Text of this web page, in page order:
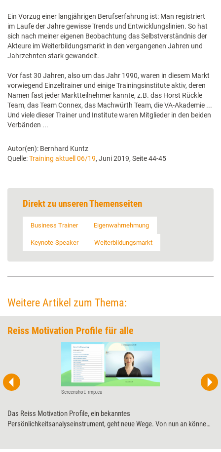
Ein Vorzug einer langjährigen Berufserfahrung ist: Man registriert
im Laufe der Jahre gewisse Trends und Entwicklungslinien. So hat
sich nach meiner eigenen Beobachtung das Selbstverständnis der
Akteure im Weiterbildungsmarkt in den vergangenen Jahren und
Jahrzehnten stark gewandelt.
Vor fast 30 Jahren, also um das Jahr 1990, waren in diesem Markt
vorwiegend Einzeltrainer und einige Trainingsinstitute aktiv, deren
Namen fast jeder Marktteilnehmer kannte, z.B. das Horst Rückle
Team, das Team Connex, das Machwürth Team, die VA-Akademie ...
Und viele dieser Trainer und Institute waren Mitglieder in den beiden
Verbänden ...
Autor(en): Bernhard Kuntz
Quelle:Training aktuell 06/19, Juni 2019, Seite 44-45
Direkt zu unseren Themenseiten
Business Trainer Eigenwahrnehmung
Keynote-Speaker Weiterbildungsmarkt
Weitere Artikel zum Thema:
Reiss Motivation Profile für alle
Screenshot: rmp.eu
Das Reiss Motivation Profile, ein bekanntes
Persönlichkeitsanalyseinstrument, geht neue Wege. Von nun an können